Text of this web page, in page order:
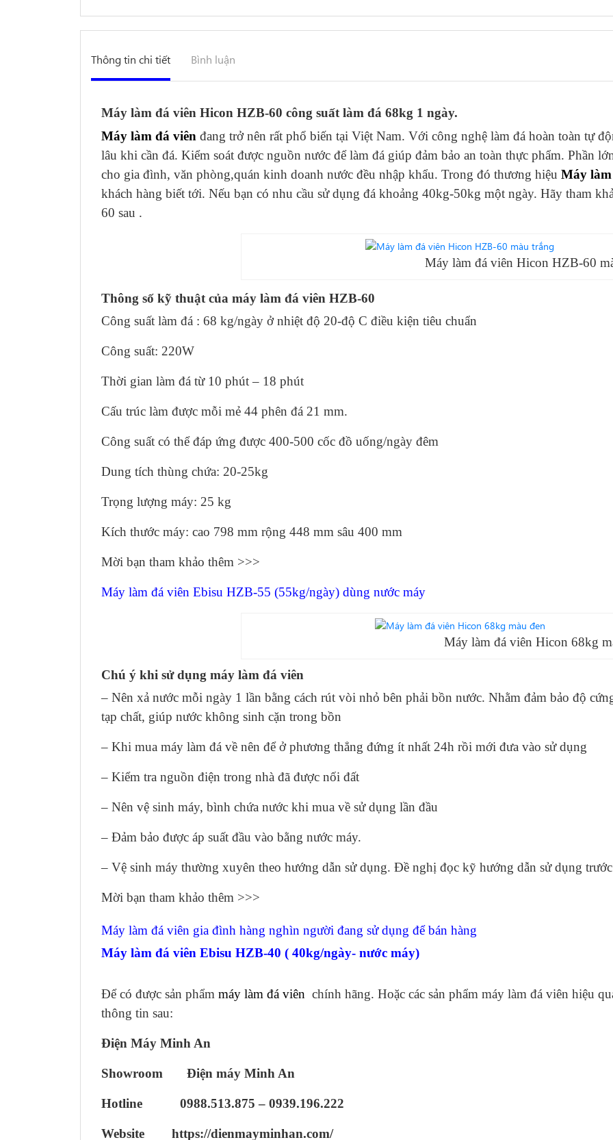
Thông tin chi tiết Bình luận
Máy làm đá viên Hicon HZB-60 công suất làm đá 68kg 1 ngày.
Máy làm đá viên đang trở nên rất phổ biến tại Việt Nam. Với công nghệ làm đá hoàn toàn tự
lâu khi cần đá. Kiểm soát được nguồn nước để làm đá giúp đảm bảo an toàn thực phẩm. Phần
cho gia đình, văn phòng,quán kinh doanh nước đều nhập khẩu. Trong đó thương hiệu Máy
khách hàng biết tới. Nếu bạn có nhu cầu sử dụng đá khoảng 40kg-50kg một ngày. Hãy tham
60 sau .
Máy làm đá viên Hicon HZB-60 màu
Thông số kỹ thuật của máy làm đá viên HZB-60
Công suất làm đá : 68 kg/ngày ở nhiệt độ 20-độ C điều kiện tiêu chuẩn
Công suất: 220W
Thời gian làm đá từ 10 phút – 18 phút
Cấu trúc làm được mỗi mẻ 44 phên đá 21 mm.
Công suất có thể đáp ứng được 400-500 cốc đồ uống/ngày đêm
Dung tích thùng chứa: 20-25kg
Trọng lượng máy: 25 kg
Kích thước máy: cao 798 mm rộng 448 mm sâu 400 mm
Mời bạn tham khảo thêm >>>
Máy làm đá viên Ebisu HZB-55 (55kg/ngày) dùng nước máy
Máy làm đá viên Hicon 68kg màu
Chú ý khi sử dụng máy làm đá viên
– Nên xả nước mỗi ngày 1 lần bằng cách rút vòi nhỏ bên phải bồn nước. Nhằm đảm bảo độ
tạp chất, giúp nước không sinh cặn trong bồn
– Khi mua máy làm đá về nên để ở phương thẳng đứng ít nhất 24h rồi mới đưa vào sử dụng
– Kiểm tra nguồn điện trong nhà đã được nối đất
– Nên vệ sinh máy, bình chứa nước khi mua về sử dụng lần đầu
– Đảm bảo được áp suất đầu vào bằng nước máy.
– Vệ sinh máy thường xuyên theo hướng dẫn sử dụng. Đề nghị đọc kỹ hướng dẫn sử dụng
Mời bạn tham khảo thêm >>>
Máy làm đá viên gia đình hàng nghìn người đang sử dụng để bán hàng
Máy làm đá viên Ebisu HZB-40 ( 40kg/ngày- nước máy)
Để có được sản phẩm máy làm đá viên chính hãng. Hoặc các sản phẩm máy làm đá viên hiệu
thông tin sau:
Điện Máy Minh An
Showroom Điện máy Minh An
Hotline 0988.513.875 – 0939.196.222
Website https://dienmayminhan.com/